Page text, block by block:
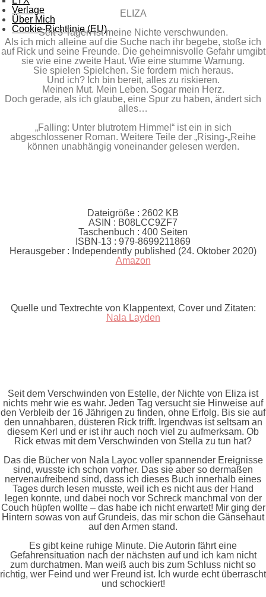
Verlage
Über Mich
Cookie-Richtlinie (EU)
ELIZA
Seit 3 Tagen ist meine Nichte verschwunden.
Als ich mich alleine auf die Suche nach ihr begebe, stoße ich
auf Rick und seine Freunde. Die geheimnisvolle Gefahr umgibt
sie wie eine zweite Haut. Wie eine stumme Warnung.
Sie spielen Spielchen. Sie fordern mich heraus.
Und ich? Ich bin bereit, alles zu riskieren.
Meinen Mut. Mein Leben. Sogar mein Herz.
Doch gerade, als ich glaube, eine Spur zu haben, ändert sich
alles…
„Falling: Unter blutrotem Himmel“ ist ein in sich
abgeschlossener Roman. Weitere Teile der „Rising-„Reihe
können unabhängig voneinander gelesen werden.
Dateigröße : 2602 KB
ASIN : B08LCC9ZF7
Taschenbuch : 400 Seiten
ISBN-13 : 979-8699211869
Herausgeber : Independently published (24. Oktober 2020)
Amazon
Quelle und Textrechte von Klappentext, Cover und Zitaten:
Nala Layden
Seit dem Verschwinden von Estelle, der Nichte von Eliza ist
nichts mehr wie es wahr. Jeden Tag versucht sie Hinweise auf
den Verbleib der 16 Jährigen zu finden, ohne Erfolg. Bis sie auf
den unnahbaren, düsteren Rick trifft. Irgendwas ist seltsam an
diesem Kerl und er ist ihr auch noch viel zu aufmerksam. Ob
Rick etwas mit dem Verschwinden von Stella zu tun hat?
Das die Bücher von Nala Layoc voller spannender Ereignisse
sind, wusste ich schon vorher. Das sie aber so dermaßen
nervenaufreibend sind, dass ich dieses Buch innerhalb eines
Tages durch lesen musste, weil ich es nicht aus der Hand
legen konnte, und dabei noch vor Schreck manchmal von der
Couch hüpfen wollte – das habe ich nicht erwartet! Mir ging der
Hintern sowas von auf Grundeis, das mir schon die Gänsehaut
auf den Armen stand.
Es gibt keine ruhige Minute. Die Autorin fährt eine
Gefahrensituation nach der nächsten auf und ich kam nicht
zum durchatmen. Man weiß auch bis zum Schluss nicht so
richtig, wer Feind und wer Freund ist. Ich wurde echt überrascht
und schockiert!